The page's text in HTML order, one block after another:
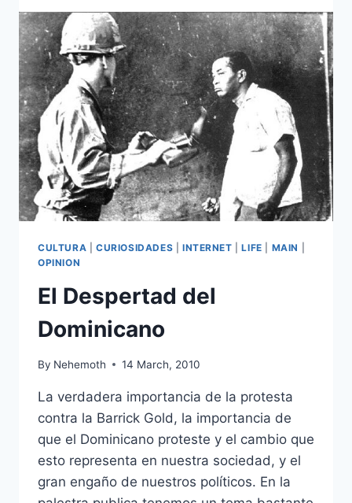
TODOS
:
TASA
CERO
CULTURA CURIOSIDADES INTERNET |LIFE MAIN
OPINION
El Despertad del
Dominicano
By Nehemoth 14 March, 2010
La verdadera importancia de la protesta
contra la Barrick Gold, la importancia de
que el Dominicano proteste y el cambio que
esto representa en nuestra sociedad, y el
gran engaño de nuestros políticos. En la